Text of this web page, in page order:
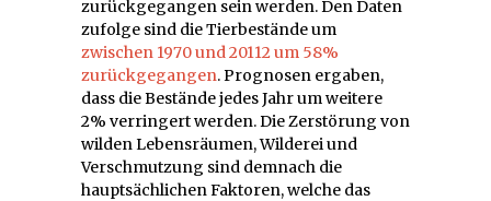
zurückgegangen sein werden. Den Daten
zufolge sind die Tierbestände um
zwischen 1970 und 20112 um 58%
zurückgegangen. Prognosen ergaben,
dass die Bestände jedes Jahr um weitere
2% verringert werden. Die Zerstörung von
wilden Lebensräumen, Wilderei und
Verschmutzung sind demnach die
hauptsächlichen Faktoren, welche das